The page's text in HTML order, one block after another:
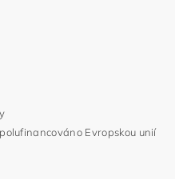
Evropskou unií